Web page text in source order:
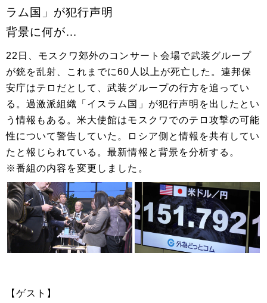
ラム国」が犯行声明
背景に何が…
22日、モスクワ郊外のコンサート会場で武装グループ
が銃を乱射、これまでに60人以上が死亡した。連邦保
安庁はテロだとして、武装グループの行方を追ってい
る。過激派組織「イスラム国」が犯行声明を出したとい
う情報もある。米大使館はモスクワでのテロ攻撃の可能
性について警告していた。ロシア側と情報を共有してい
たと報じられている。最新情報と背景を分析する。
※番組の内容を変更しました。
【ゲスト】